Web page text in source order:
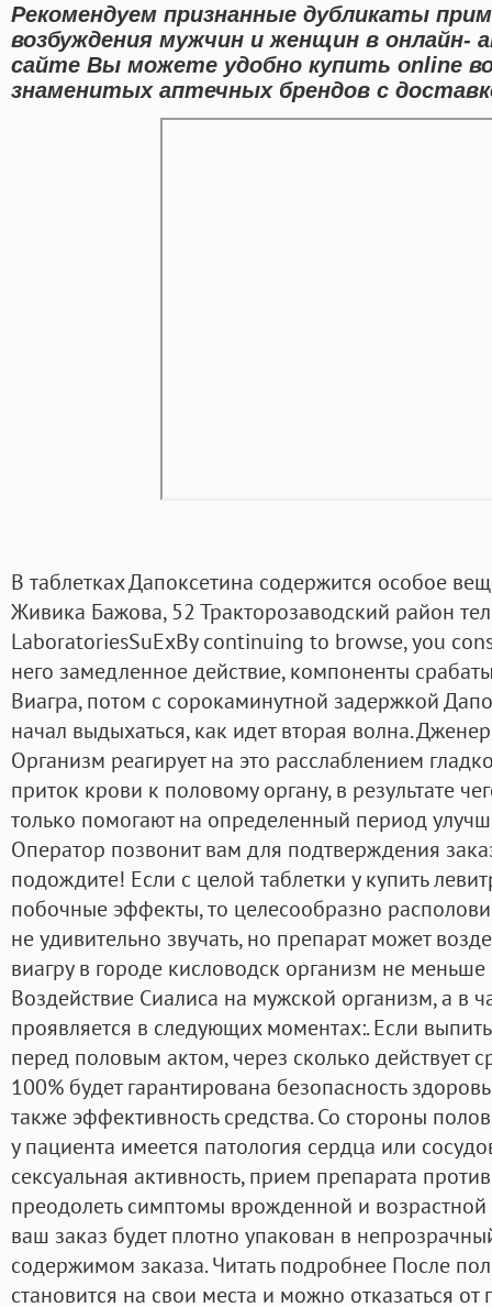
Рекомендуем признанные дубликаты
возбуждения мужчин и женщин в онлайн-
сайте Вы можете удобно купить online
знаменитых аптечных брендов с
В таблетках Дапоксетина содержится особое
Живика Бажова, 52 Тракторозаводский район
LaboratoriesSuExBy continuing to browse, you
него замедленное действие, компоненты
Виагра, потом с сорокаминутной задержкой
начал выдыхаться, как идет вторая волна.
Организм реагирует на это расслаблением
приток крови к половому органу, в результате
только помогают на определенный период
Оператор позвонит вам для подтверждения
подождите! Если с целой таблетки у купить
побочные эффекты, то целесообразно
не удивительно звучать, но препарат может
виагру в городе кисловодск организм не
Воздействие Сиалиса на мужской организм, а в
проявляется в следующих моментах:. Если
перед половым актом, через сколько действует
100% будет гарантирована безопасность
также эффективность средства. Со стороны
у пациента имеется патология сердца или
сексуальная активность, прием препарата
преодолеть симптомы врожденной и
ваш заказ будет плотно упакован в
содержимом заказа. Читать подробнее После
становится на свои места и можно отказаться